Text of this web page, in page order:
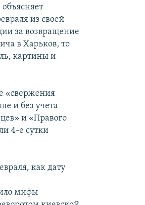
из своей
за возвращение
в Харьков, то
картины и
«свержения
и без учета
и «Правого
4-е сутки
как дату
мифы